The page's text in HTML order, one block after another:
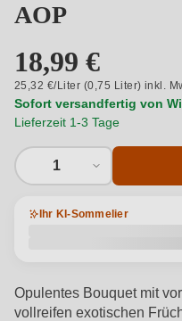
AOP
18,99 €
25,32 €/Liter (0,75 Liter) inkl.
Sofort versandfertig von
Lieferzeit 1-3 Tage
1
Ihr KI-Sommelier
Opulentes Bouquet mit
vollreifen exotischen